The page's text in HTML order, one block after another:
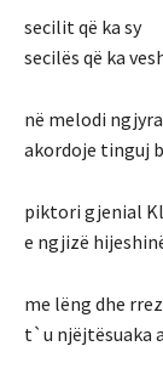
secilit që ka sy
secilës që ka
në melodi
akordoje tinguj
piktori gjenial
e ngjizë
me lëng dhe
t`u njëjtësuaka